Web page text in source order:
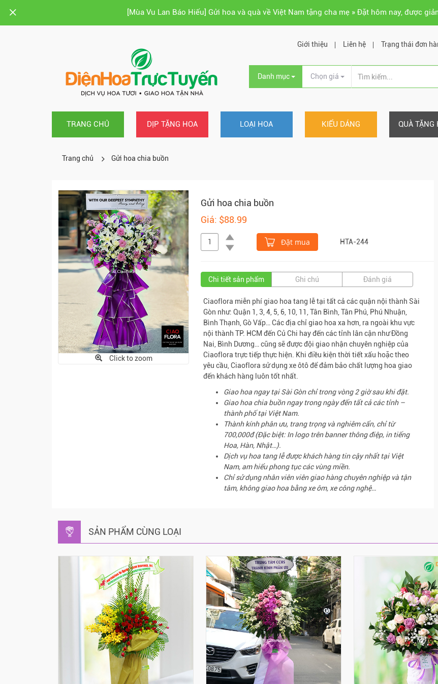
[Mùa Vu Lan Báo Hiếu] Gửi hoa và quà về Việt Nam tặng cha mẹ » Đặt hôm nay, được
Giới thiệu Liên hệ Trạng thái đơn
Danh mục Chọn giá
TRANG CHỦ DỊP TẶNG HOA LOẠI HOA KIỂU DÁNG QUÀ TẶNG
Trang chủ Gửi hoa chia buồn
Click to zoom
Gửi hoa chia buồn
Giá: $88.99
Đặt mua HTA-244
Chi tiết sản phẩm Ghi chú Đánh giá
Ciaoflora miễn phí giao hoa tang lễ tại tất cả các quận nội thành Sài
Gòn như: Quận 1, 3, 4, 5, 6, 10, 11, Tân Bình, Tân Phú, Phú Nhuận,
Bình Thạnh, Gò Vấp… Các địa chỉ giao hoa xa hơn, ra ngoài khu vực
nội thành TP. HCM đến Củ Chi hay đến các tỉnh lân cận như Đồng
Nai, Bình Dương… cũng sẽ được đội giao nhận chuyên nghiệp của
Ciaoflora trực tiếp thực hiện. Khi điều kiện thời tiết xấu hoặc theo
yêu cầu, Ciaoflora sử dụng xe ôtô để đảm bảo chất lượng hoa giao
đến khách hàng luôn tốt nhất.
Giao hoa ngay tại Sài Gòn chỉ trong vòng 2 giờ sau khi đặt.
Giao hoa chia buồn ngay trong ngày đến tất cả các tỉnh –
thành phố tại Việt Nam.
Thành kính phân ưu, trang trọng và nghiêm cẩn, chỉ từ
700,000đ (Đặc biệt: In logo trên banner thông điệp, in tiếng
Hoa, Hàn, Nhật…).
Dịch vụ hoa tang lễ được khách hàng tin cậy nhất tại Việt
Nam, am hiểu phong tục các vùng miền.
Chỉ sử dụng nhân viên viên giao hàng chuyên nghiệp và tận
tâm, không giao hoa bằng xe ôm, xe công nghệ…
SẢN PHẨM CÙNG LOẠI